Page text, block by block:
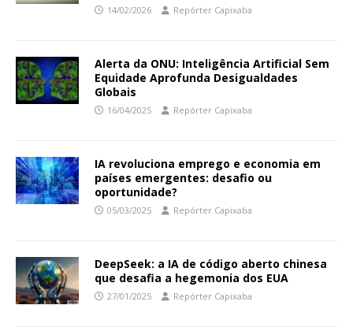
14/02/2026 Repórter Capixaba
Alerta da ONU: Inteligência Artificial Sem
Equidade Aprofunda Desigualdades
Globais
16/04/2025 Repórter Capixaba
IA revoluciona emprego e economia em
países emergentes: desafio ou
oportunidade?
05/03/2025 Repórter Capixaba
DeepSeek: a IA de código aberto chinesa
que desafia a hegemonia dos EUA
27/01/2025 Repórter Capixaba